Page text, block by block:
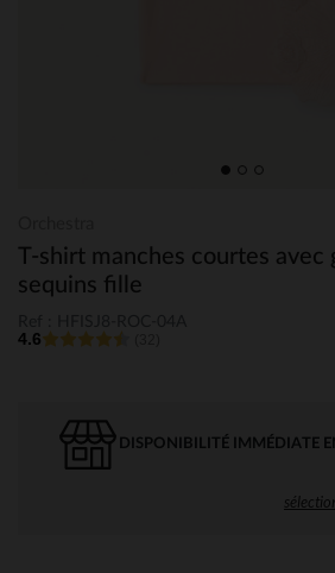
T-shirt manches courtes avec
sequins fille
4.6
DISPONIBILITÉ IMMÉDIATE